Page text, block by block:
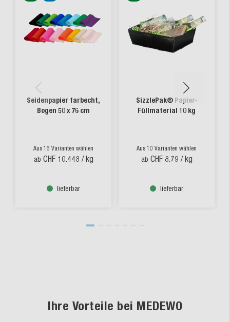
Seidenpapier farbecht,
Bogen 50 x 76 cm
Aus 16 Varianten wählen
ab CHF 10.448 / kg
lieferbar
SizzlePak® Papier-
Füllmaterial 10 kg
Aus 10 Varianten wählen
ab CHF 8.79 / kg
lieferbar
Ihre Vorteile bei MEDEWO